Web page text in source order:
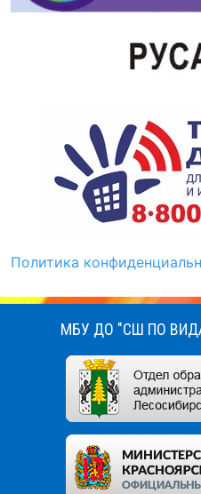
Политика
МБУ ДО "СШ ПО